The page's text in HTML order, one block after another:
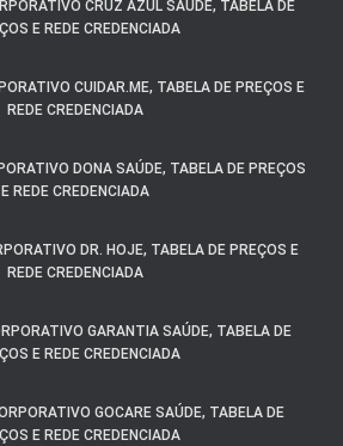
CRUZ AZUL SAÚDE, TABELA DE
E REDE CREDENCIADA
CUIDAR.ME, TABELA DE PREÇOS E
REDE CREDENCIADA
DONA SAÚDE, TABELA DE PREÇOS
E REDE CREDENCIADA
DR. HOJE, TABELA DE PREÇOS E
REDE CREDENCIADA
GARANTIA SAÚDE, TABELA DE
E REDE CREDENCIADA
GOCARE SAÚDE, TABELA DE
E REDE CREDENCIADA